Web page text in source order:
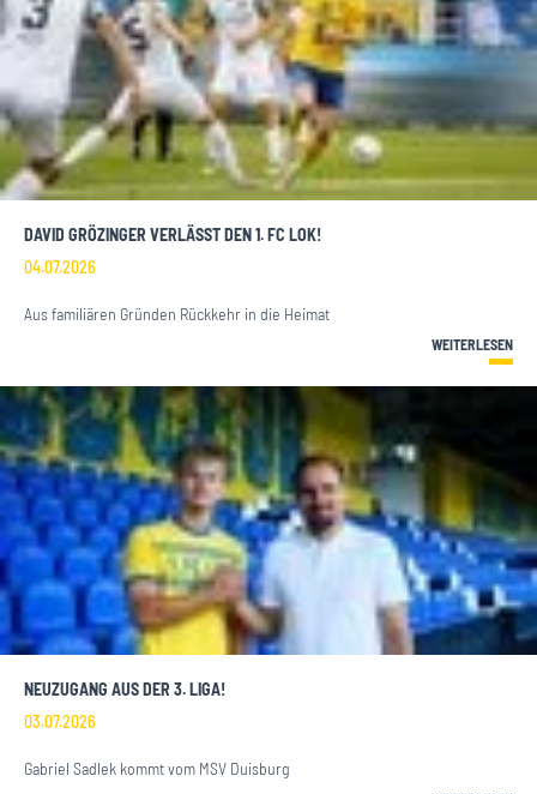
DAVID GRÖZINGER VERLÄSST DEN 1. FC LOK!
04.07.2026
Aus familiären Gründen Rückkehr in die Heimat
WEITERLESEN
NEUZUGANG AUS DER 3. LIGA!
03.07.2026
Gabriel Sadlek kommt vom MSV Duisburg